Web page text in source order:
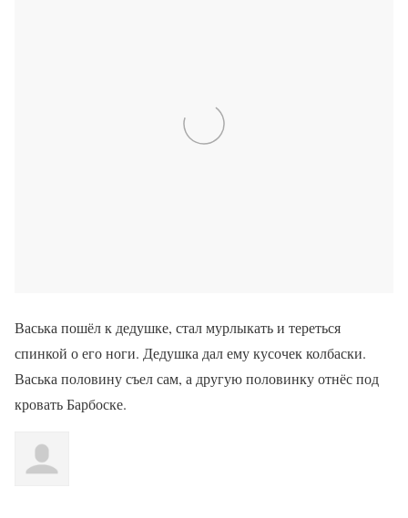
Васька пошёл к дедушке, стал мурлыкать и тереться
спинкой о его ноги. Дедушка дал ему кусочек колбаски.
Васька половину съел сам, а другую половинку отнёс под
кровать Барбоске.